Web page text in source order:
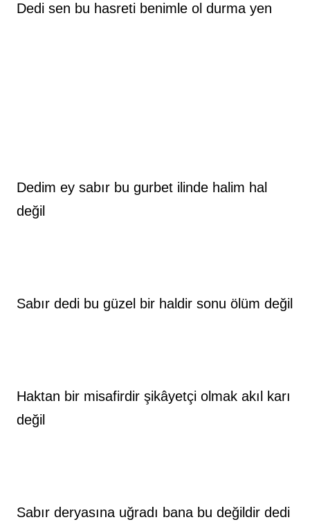
Dedi sen bu hasreti benimle ol durma yen
Dedim ey sabır bu gurbet ilinde halim hal
değil
Sabır dedi bu güzel bir haldir sonu ölüm değil
Haktan bir misafirdir şikâyetçi olmak akıl karı
değil
Sabır deryasına uğradı bana bu değildir dedi